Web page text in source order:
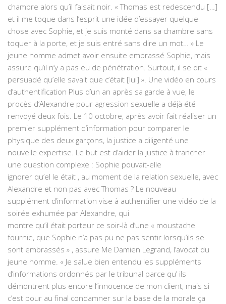
chambre alors qu’il faisait noir. « Thomas est redescendu […]
et il me toque dans l’esprit une idée d’essayer quelque
chose avec Sophie, et je suis monté dans sa chambre sans
toquer à la porte, et je suis entré sans dire un mot… » Le
jeune homme admet avoir ensuite embrassé Sophie, mais
assure qu’il n’y a pas eu de pénétration. Surtout, il se dit «
persuadé qu’elle savait que c’était [lui] ». Une vidéo en cours
d’authentification Plus d’un an après sa garde à vue, le
procès d’Alexandre pour agression sexuelle a déjà été
renvoyé deux fois. Le 10 octobre, après avoir fait réaliser un
premier supplément d’information pour comparer le
physique des deux garçons, la justice a diligenté une
nouvelle expertise. Le but est d’aider la justice à trancher
une question complexe : Sophie pouvait-elle
ignorer qu’el le était , au moment de la relation sexuelle, avec
Alexandre et non pas avec Thomas ? Le nouveau
supplément d’information vise à authentifier une vidéo de la
soirée exhumée par Alexandre, qui
montre qu’il était porteur ce soir-là d’une « moustache
fournie, que Sophie n’a pas pu ne pas sentir lorsqu’ils se
sont embrassés » , assure Me Damien Legrand, l’avocat du
jeune homme. « Je salue bien entendu les suppléments
d’informations ordonnés par le tribunal parce qu’ ils
démontrent plus encore l’innocence de mon client, mais si
c’est pour au final condamner sur la base de la morale ça